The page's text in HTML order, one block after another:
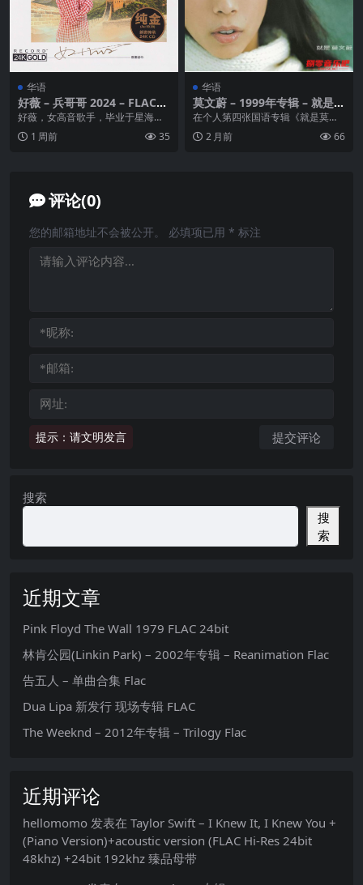
华语
好薇 – 兵哥哥 2024 – FLAC
分轨（24K金碟 头版限量）
好薇，女高音歌手，毕业于星海音
乐学院声乐表演专业。广东省声乐
艺术研究协会会员。她...
1 周前 35
华语
莫文蔚 – 1999年专辑 – 就是
莫文蔚 Flac
在个人第四张国语专辑《就是莫文
蔚》中，莫文蔚再度作了很许多不
同于以前的尝试，其中...
2 月前 66
评论(0)
提示：请文明发言
您的邮箱地址不会被公开。 必填项已用 * 标注
搜索
搜
索
近期文章
Pink Floyd The Wall 1979 FLAC 24bit
林肯公园(Linkin Park) – 2002年专辑 – Reanimation Flac
告五人 – 单曲合集 Flac
Dua Lipa 新发行 现场专辑 FLAC
The Weeknd – 2012年专辑 – Trilogy Flac
近期评论
hellomomo 发表在 Taylor Swift – I Knew It, I Knew You +
(Piano Version)+acoustic version (FLAC Hi-Res 24bit
48khz) +24bit 192khz 臻品母带